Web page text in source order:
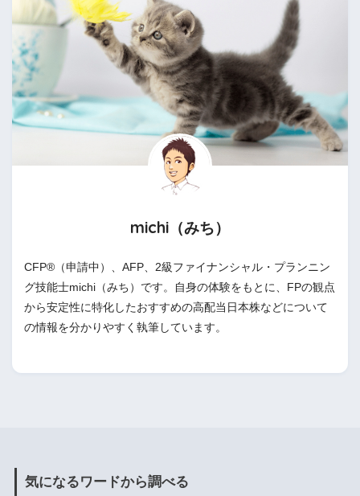
michi（みち）
CFP®（申請中）、AFP、2級ファイナンシャル・プランニン
グ技能士michi（みち）です。自身の体験をもとに、FPの観点
から安定性に特化したおすすめの高配当日本株などについて
の情報を分かりやすく執筆しています。
気になるワードから調べる